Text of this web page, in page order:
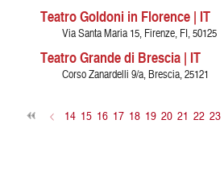
Teatro Goldoni in Florence | IT
Via Santa Maria 15, Firenze, FI, 50125
Teatro Grande di Brescia | IT
Corso Zanardelli 9/a, Brescia, 25121
< 14 15 16 17 18 19 20 21 22 23